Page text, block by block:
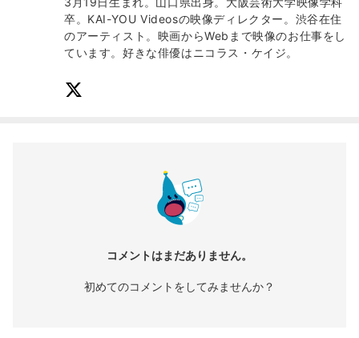
卒。KAI-YOU Videosの映像ディレクター。渋谷在住
のアーティスト。映画からWebまで映像のお仕事をし
ています。好きな俳優はニコラス・ケイジ。
コメントはまだありません。
初めてのコメントをしてみませんか？